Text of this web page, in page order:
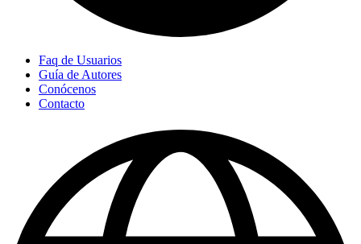
Faq de Usuarios
Guía de Autores
Conócenos
Contacto